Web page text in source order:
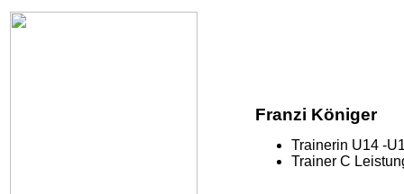
Franzi Königer
Trainerin U14 -
Trainer